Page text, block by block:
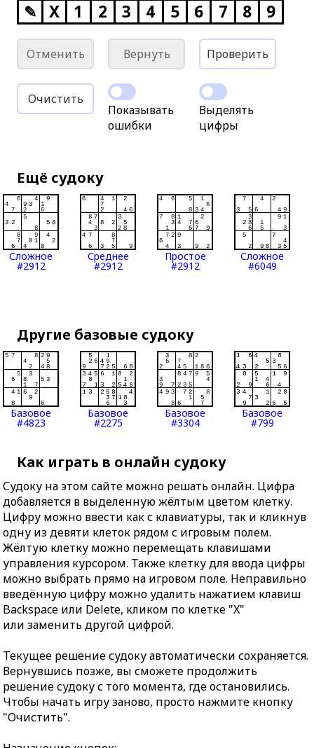
✎ X 1 2 3 4 5 6 7 8 9
Отменить Вернуть Проверить
Очистить
Показывать
ошибки
Выделять
цифры
Ещё судоку
Сложное
#2912
Среднее
#2912
Простое
#2912
Сложное
#6049
Другие базовые судоку
Базовое
#4823
Базовое
#2275
Базовое
#3304
Базовое
#799
Как играть в онлайн судоку
Судоку на этом сайте можно решать онлайн. Цифра
добавляется в выделенную жёлтым цветом клетку.
Цифру можно ввести как с клавиатуры, так и кликнув
одну из девяти клеток рядом с игровым полем.
Жёлтую клетку можно перемещать клавишами
управления курсором. Также клетку для ввода цифры
можно выбрать прямо на игровом поле. Неправильно
введённую цифру можно удалить нажатием клавиш
Backspace или Delete, кликом по клетке "X"
или заменить другой цифрой.
Текущее решение судоку автоматически сохраняется.
Вернувшись позже, вы сможете продолжить
решение судоку с того момента, где остановились.
Чтобы начать игру заново, просто нажмите кнопку
"Очистить".